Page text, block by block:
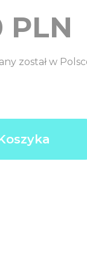
PLN
został w